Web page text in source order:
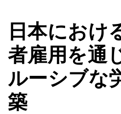
日本におけ
者雇用を通
ルーシブな
築